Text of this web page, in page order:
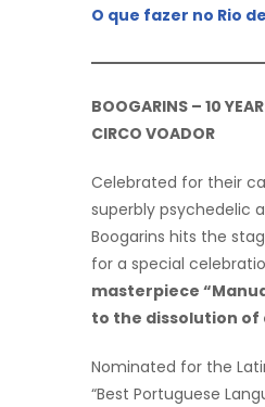
O que fazer no Rio
BOOGARINS – 10
CIRCO VOADOR
Celebrated for their
superbly psychedelic
Boogarins hits the
for a special
masterpiece
to the dissolution of
Nominated for the
“Best Portuguese